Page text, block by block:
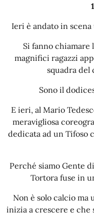
Ieri è andato in
Si fanno chiamare
magnifici ragazzi
squadra del
Sono il
E ieri, al Mario
meravigliosa
dedicata ad un Tifoso
Perché siamo Gente
Tortora fuse in
Non è solo calcio ma
inizia a crescere e che